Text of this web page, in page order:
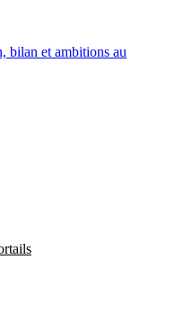
bilan et ambitions au